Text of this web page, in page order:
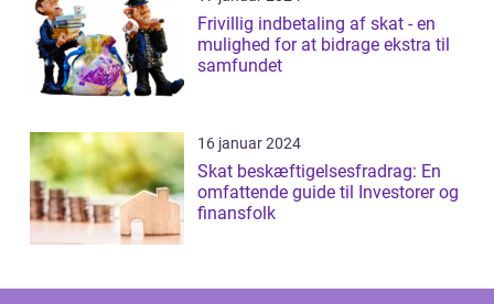
Frivillig indbetaling af skat - en
mulighed for at bidrage ekstra til
samfundet
16 januar 2024
Skat beskæftigelsesfradrag: En
omfattende guide til Investorer og
finansfolk